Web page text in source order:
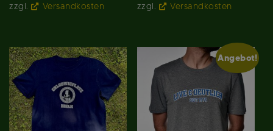
zzgl.
Versandkosten
zzgl.
Versandkosten
Angebot!